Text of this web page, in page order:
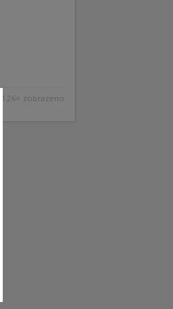
126× zobrazeno